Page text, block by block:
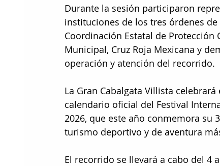
Durante la sesión participaron
instituciones de los tres órdenes
Coordinación Estatal de Protección
Municipal, Cruz Roja Mexicana y
operación y atención del recorrido.
La Gran Cabalgata Villista
calendario oficial del Festival
2026, que este año conmemora su
turismo deportivo y de aventura
El recorrido se llevará a cabo del 4